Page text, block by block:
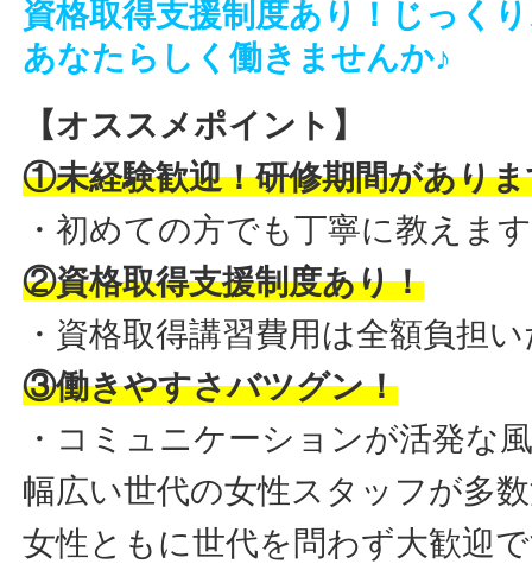
資格取得支援制度あり！じっく
あなたらしく働きませんか♪
【オススメポイント】
①未経験歓迎！研修期間がありま
・初めての方でも丁寧に教えま
②資格取得支援制度あり！
・資格取得講習費用は全額負担
③働きやすさバツグン！
・コミュニケーションが活発な
幅広い世代の女性スタッフが多
女性ともに世代を問わず大歓迎